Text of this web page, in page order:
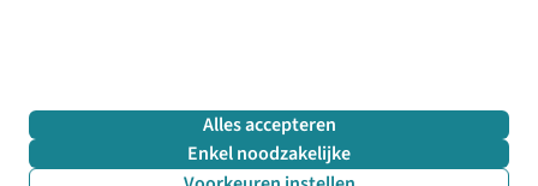
Alles accepteren
Enkel noodzakelijke
+32 (0)3 828 30 15 team@juttu.be
BTW BE 0416.762.280